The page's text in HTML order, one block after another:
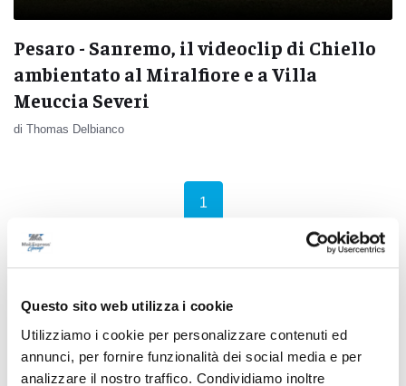
Questo sito web utilizza i cookie
Utilizziamo i cookie per personalizzare contenuti ed
annunci, per fornire funzionalità dei social media e per
analizzare il nostro traffico. Condividiamo inoltre
Pesaro - Sanremo, il videoclip di Chiello
ambientato al Miralfiore e a Villa
Meuccia Severi
di Thomas Delbianco
1
Pubblicità